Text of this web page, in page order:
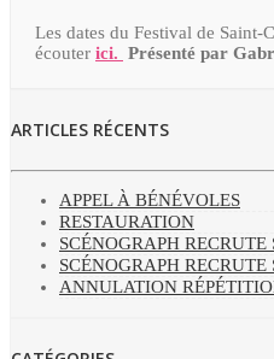
Les dates du Festival de
écouter ici. Présenté par
ARTICLES RÉCENTS
APPEL À BÉNÉVOLES
RESTAURATION
SCÉNOGRAPH
SCÉNOGRAPH
ANNULATION